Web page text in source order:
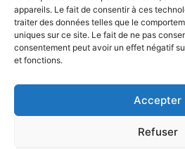
appareils. Le fait de consentir à ces
traiter des données telles que le
uniques sur ce site. Le fait de ne pas
consentement peut avoir un effet négatif
et fonctions.
Accepter
Refuser
© Gouvernement du
Plan du site
Accessibilité
Accès à
Déclaration de